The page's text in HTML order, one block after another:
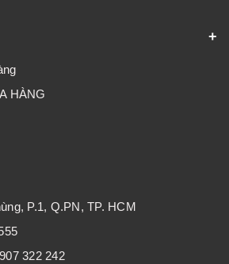
HÀNG
P.1, Q.PN, TP. HCM
322 242